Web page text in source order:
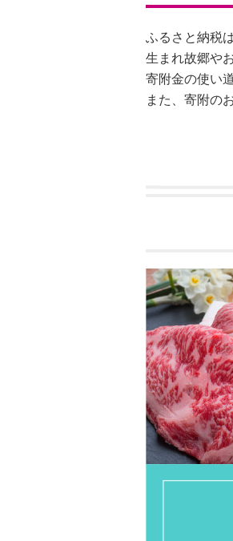
ふるさと納税
生まれ故郷や
寄附金の使い
また、寄附の